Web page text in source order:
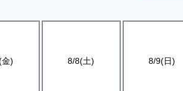
) 8/8(土) 8/9(日)